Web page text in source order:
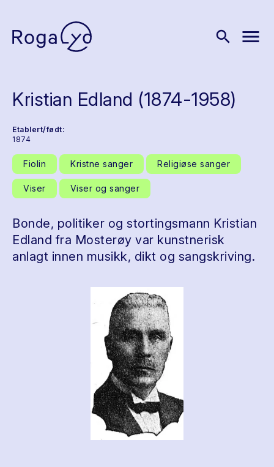
search menu
Kristian Edland (1874-1958)
Etablert/født:
1874
Fiolin Kristne sanger Religiøse sanger
Viser Viser og sanger
Bonde, politiker og stortingsmann Kristian
Edland fra Mosterøy var kunstnerisk
anlagt innen musikk, dikt og sangskriving.